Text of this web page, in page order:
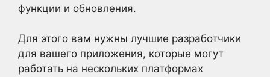
функции и обновления.
Для этого вам нужны лучшие разработчики
для вашего приложения, которые могут
работать на нескольких платформах